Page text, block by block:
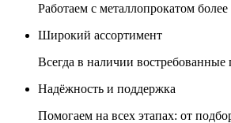
Работаем с металлопрокатом
Широкий ассортимент
Всегда в наличии
Надёжность и поддержка
Помогаем на всех этапах: от